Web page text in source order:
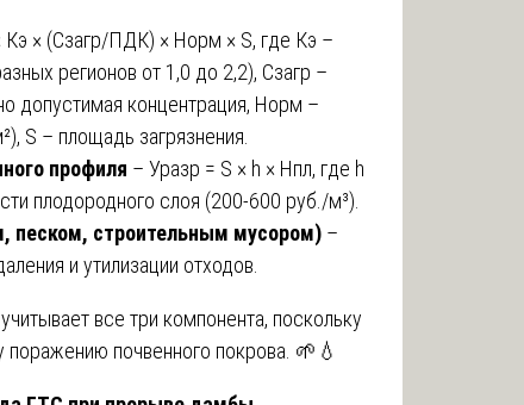
Кэ × (Сзагр/ПДК) × Норм × S, где Кэ –
регионов от 1,0 до 2,2), Сзагр –
допустимая концентрация, Норм –
S – площадь загрязнения.
профиля – Уразр = S × h × Нпл, где h
плодородного слоя (200-600 руб./м³).
песком, строительным мусором) –
и утилизации отходов.
все три компонента, поскольку
поражению почвенного покрова. 🌱💧